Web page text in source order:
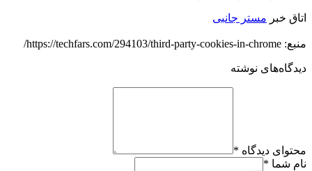
اتاق خبر مستر جانبی
منبع: https://techfars.com/294103/third-party-cookies-in-chrome/
دیدگاه‌های نوشته
محتوای دیدگاه *
نام شما *